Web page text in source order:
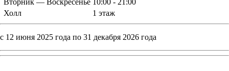
Холл
1 этаж
с 12 июня 2025 года по 31 декабря 2026 года